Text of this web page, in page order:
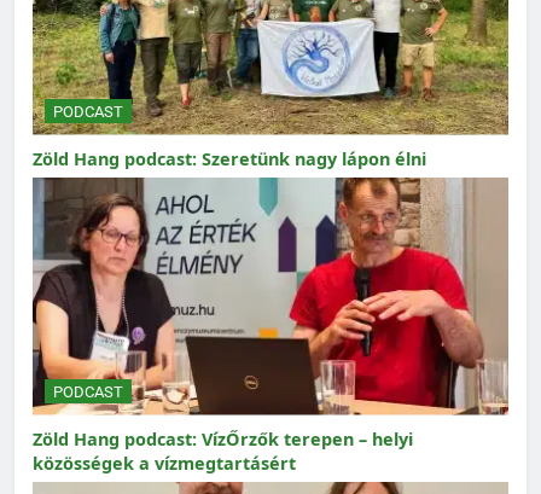
PODCAST
Zöld Hang podcast: Szeretünk nagy lápon élni
PODCAST
Zöld Hang podcast: VízŐrzők terepen – helyi
közösségek a vízmegtartásért